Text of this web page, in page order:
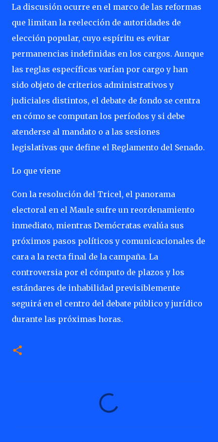
La discusión ocurre en el marco de las reformas
que limitan la reelección de autoridades de
elección popular, cuyo espíritu es evitar
permanencias indefinidas en los cargos. Aunque
las reglas específicas varían por cargo y han
sido objeto de criterios administrativos y
judiciales distintos, el debate de fondo se centra
en cómo se computan los períodos y si debe
atenderse al mandato o a las sesiones
legislativas que define el Reglamento del Senado.
Lo que viene
Con la resolución del Tricel, el panorama
electoral en el Maule sufre un reordenamiento
inmediato, mientras Demócratas evalúa sus
próximos pasos políticos y comunicacionales de
cara a la recta final de la campaña. La
controversia por el cómputo de plazos y los
estándares de inhabilidad previsiblemente
seguirá en el centro del debate público y jurídico
durante las próximas horas.